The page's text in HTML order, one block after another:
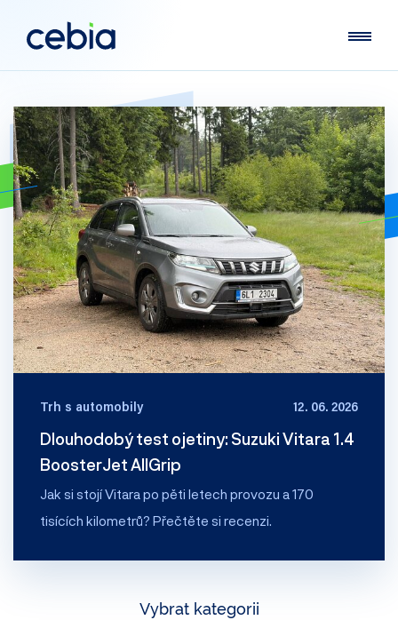
Trh s automobily 12. 06. 2026
Dlouhodobý test ojetiny: Suzuki Vitara 1.4
BoosterJet AllGrip
Jak si stojí Vitara po pěti letech provozu a 170
tisících kilometrů? Přečtěte si recenzi.
Vybrat kategorii